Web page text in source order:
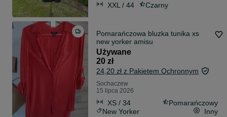
XXL / 44 Czarny
Pomarańczowa bluzka tunika xs
new yorker amisu
Używane
20 zł
24,20 zł z Pakietem Ochronnym
Sochaczew
15 lipca 2026
XS / 34
Pomarańczowy
New Yorker
Inny